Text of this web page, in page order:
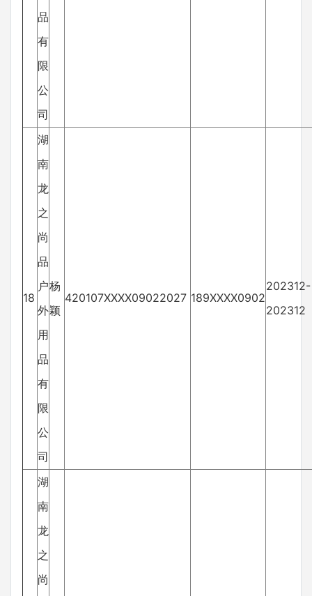
品
有
限
公
司
18
湖
南
龙
之
尚
品
户
外
用
品
有
限
公
司
杨
颖
420107XXXX09022027 189XXXX0902
202312-
202312
湖
南
龙
之
尚